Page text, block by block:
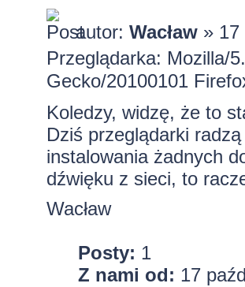
autor: Wacław» 17
Przeglądarka: Mozilla/
Gecko/20100101
Koledzy, widzę, że to
Dziś przeglądarki
instalowania żadnych
dźwięku z sieci, to
Wacław
Posty: 1
Z nami od: 17